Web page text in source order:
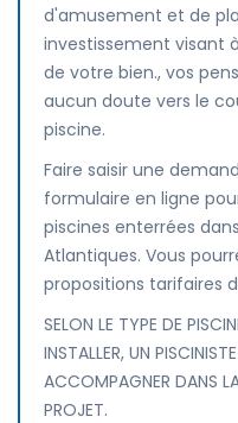
d'amusement et de
investissement visant
de votre bien., vos
aucun doute vers le
piscine.
Faire saisir une
formulaire en ligne
piscines enterrées
Atlantiques. Vous
propositions tarifaires
SELON LE TYPE DE
INSTALLER, UN
ACCOMPAGNER DANS
PROJET.